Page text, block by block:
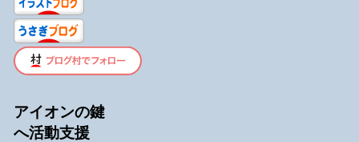
アイオンの鍵
へ活動支援